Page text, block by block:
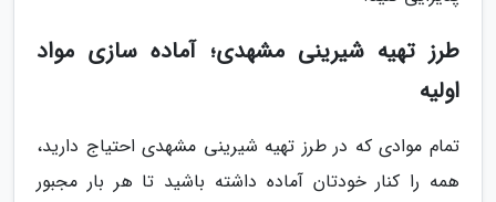
طرز تهیه شیرینی مشهدی؛ آماده سازی مواد
اولیه
تمام موادی که در طرز تهیه شیرینی مشهدی احتیاج دارید،
همه را کنار خودتان آماده داشته باشید تا هر بار مجبور